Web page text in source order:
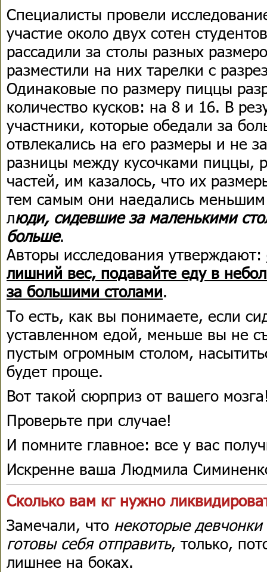
Специалисты провели
участие около двух сотен
рассадили за столы разных
разместили на них тарелки с
Одинаковые по размеру пиццы
количество кусков: на 8 и 16. В
участники, которые обедали за
отвлекались на его размеры и не
разницы между кусочками пиццы,
частей, им казалось, что их
тем самым они наедались
люди, сидевшие за маленькими
больше.
Авторы исследования утверждают:
лишний вес, подавайте еду в
за большими столами.
То есть, как вы понимаете, если
уставленном едой, меньше вы не
пустым огромным столом,
будет проще.
Вот такой сюрприз от вашего
Проверьте при случае!
И помните главное: все у вас
Искренне ваша Людмила
Сколько вам кг нужно
Замечали, что некоторые
готовы себя отправить, только,
лишнее на боках.